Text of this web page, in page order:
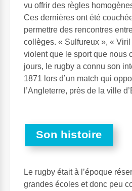
vu offrir des règles
Ces dernières ont été
permettre des rencontres
collèges. « Sulfureux », «
violent que le sport que nous
jours, le rugby a connu son
1871 lors d’un match qui
l’Angleterre, près de la ville
Son histoire
Le rugby était à l’époque
grandes écoles et donc peu